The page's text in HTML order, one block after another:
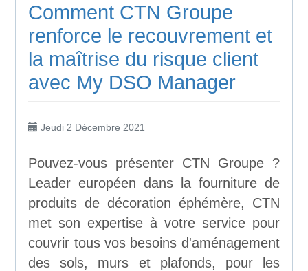
Comment CTN Groupe
renforce le recouvrement et
la maîtrise du risque client
avec My DSO Manager
Jeudi 2 Décembre 2021
Pouvez-vous présenter CTN Groupe ?
Leader européen dans la fourniture de
produits de décoration éphémère, CTN
met son expertise à votre service pour
couvrir tous vos besoins d'aménagement
des sols, murs et plafonds, pour les